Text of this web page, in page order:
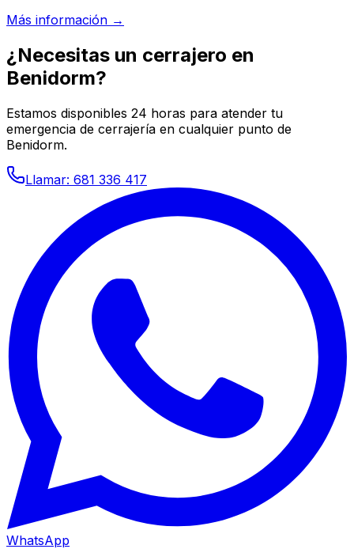
Más información →
¿Necesitas un cerrajero en
Benidorm?
Estamos disponibles 24 horas para atender tu
emergencia de cerrajería en cualquier punto de
Benidorm.
Llamar: 681 336 417
WhatsApp